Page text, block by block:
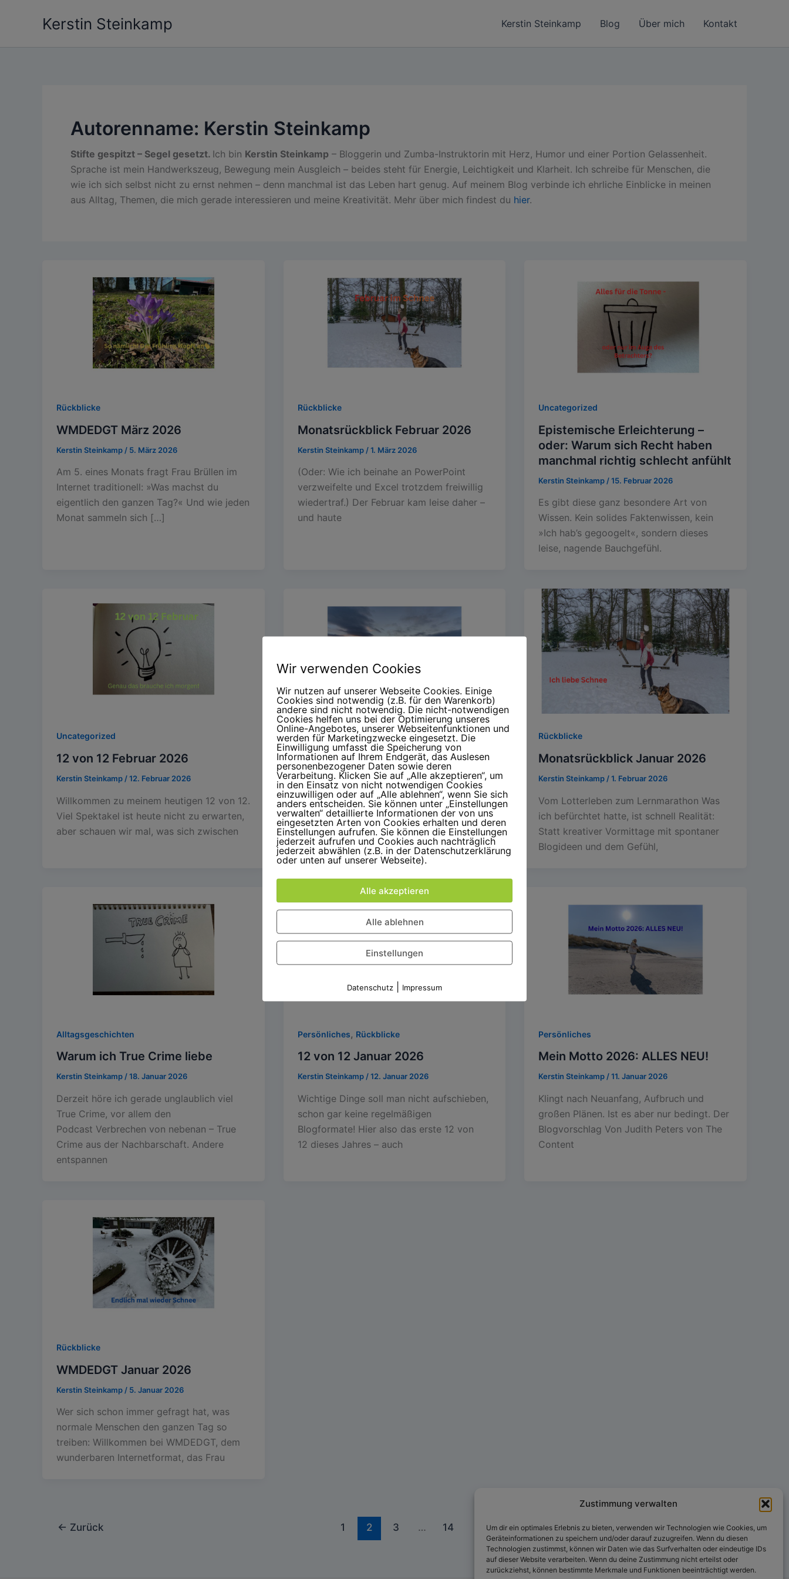
Zustimmung verwalten
Um dir ein optimales Erlebnis zu bieten, verwenden wir Technologien wie Cookies, um
Geräteinformationen zu speichern und/oder darauf zuzugreifen. Wenn du diesen
Technologien zustimmst, können wir Daten wie das Surfverhalten oder eindeutige IDs
auf dieser Website verarbeiten. Wenn du deine Zustimmung nicht erteilst oder
zurückziehst, können bestimmte Merkmale und Funktionen beeinträchtigt werden.
Kerstin Steinkamp Kerstin Steinkamp Blog Über mich Kontakt
Autorenname: Kerstin Steinkamp
Stifte gespitzt – Segel gesetzt. Ich bin Kerstin Steinkamp – Bloggerin und Zumba-Instruktorin mit Herz, Humor und einer Portion Gelassenheit.
Sprache ist mein Handwerkszeug, Bewegung mein Ausgleich – beides steht für Energie, Leichtigkeit und Klarheit. Ich schreibe für Menschen, die
wie ich sich selbst nicht zu ernst nehmen – denn manchmal ist das Leben hart genug. Auf meinem Blog verbinde ich ehrliche Einblicke in meinen
aus Alltag, Themen, die mich gerade interessieren und meine Kreativität. Mehr über mich findest du hier.
Rückblicke
WMDEDGT März 2026
Kerstin Steinkamp / 5. März 2026
Am 5. eines Monats fragt Frau Brüllen im
Internet traditionell: »Was machst du
eigentlich den ganzen Tag?« Und wie jeden
Monat sammeln sich […]
Rückblicke
Monatsrückblick Februar 2026
Kerstin Steinkamp /1. März 2026
(Oder: Wie ich beinahe an PowerPoint
verzweifelte und Excel trotzdem freiwillig
wiedertraf.) Der Februar kam leise daher –
und haute
Uncategorized
Epistemische Erleichterung –
oder: Warum sich Recht haben
manchmal richtig schlecht anfühlt
Kerstin Steinkamp /15. Februar 2026
Es gibt diese ganz besondere Art von
Wissen. Kein solides Faktenwissen, kein
»Ich hab’s gegoogelt«, sondern dieses
leise, nagende Bauchgefühl.
Uncategorized
12 von 12 Februar 2026
Kerstin Steinkamp /12. Februar 2026
Willkommen zu meinem heutigen 12 von 12.
Viel Spektakel ist heute nicht zu erwarten,
aber schauen wir mal, was sich zwischen
Rückblicke
WMDEDGT
Kerstin Steinkamp/5. Februar 2026
WMDEDGT – dieses wunderbar
unspektakuläre Blogformat, das Frau
Brüllen vor vielen Jahren ins Leben gerufen
hat, erinnert mich regelmäßig daran,
Rückblicke
Monatsrückblick Januar 2026
Kerstin Steinkamp /1. Februar 2026
Vom Lotterleben zum Lernmarathon Was
ich befürchtet hatte, ist schnell Realität:
Statt kreativer Vormittage mit spontaner
Blogideen und dem Gefühl,
Alltagsgeschichten
Warum ich True Crime liebe
Kerstin Steinkamp/18. Januar 2026
Derzeit höre ich gerade unglaublich viel
True Crime, vor allem den
Podcast Verbrechen von nebenan – True
Crime aus der Nachbarschaft. Andere
entspannen
Persönliches, Rückblicke
12 von 12 Januar 2026
Kerstin Steinkamp/12. Januar 2026
Wichtige Dinge soll man nicht aufschieben,
schon gar keine regelmäßigen
Blogformate! Hier also das erste 12 von
12 dieses Jahres – auch
Persönliches
Mein Motto 2026: ALLES NEU!
Kerstin Steinkamp/11. Januar 2026
Klingt nach Neuanfang, Aufbruch und
großen Plänen. Ist es aber nur bedingt. Der
Blogvorschlag Von Judith Peters von The
Content
Rückblicke
WMDEDGT Januar 2026
Kerstin Steinkamp / 5. Januar 2026
Wer sich schon immer gefragt hat, was
normale Menschen den ganzen Tag so
treiben: Willkommen bei WMDEDGT, dem
wunderbaren Internetformat, das Frau
← Zurück 1 2 3 … 14 Weiter→
Wir verwenden Cookies
Wir nutzen auf unserer Webseite Cookies. Einige
Cookies sind notwendig (z.B. für den Warenkorb)
andere sind nicht notwendig. Die nicht-notwendigen
Cookies helfen uns bei der Optimierung unseres
Online-Angebotes, unserer Webseitenfunktionen und
werden für Marketingzwecke eingesetzt. Die
Einwilligung umfasst die Speicherung von
Informationen auf Ihrem Endgerät, das Auslesen
personenbezogener Daten sowie deren
Verarbeitung. Klicken Sie auf „Alle akzeptieren“, um
in den Einsatz von nicht notwendigen Cookies
einzuwilligen oder auf „Alle ablehnen“, wenn Sie sich
anders entscheiden. Sie können unter „Einstellungen
verwalten“ detaillierte Informationen der von uns
eingesetzten Arten von Cookies erhalten und deren
Einstellungen aufrufen. Sie können die Einstellungen
jederzeit aufrufen und Cookies auch nachträglich
jederzeit abwählen (z.B. in der Datenschutzerklärung
oder unten auf unserer Webseite).
Alle akzeptieren
Alle ablehnen
Einstellungen
Datenschutz Impressum